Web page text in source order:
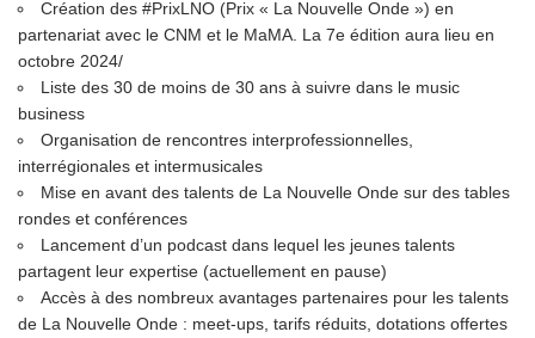
Création des #PrixLNO (Prix « La Nouvelle Onde ») en
partenariat avec le CNM et le MaMA. La 7e édition aura lieu en
octobre 2024/
Liste des 30 de moins de 30 ans à suivre dans le music
business
Organisation de rencontres interprofessionnelles,
interrégionales et intermusicales
Mise en avant des talents de La Nouvelle Onde sur des tables
rondes et conférences
Lancement d’un podcast dans lequel les jeunes talents
partagent leur expertise (actuellement en pause)
Accès à des nombreux avantages partenaires pour les talents
de La Nouvelle Onde : meet-ups, tarifs réduits, dotations offertes